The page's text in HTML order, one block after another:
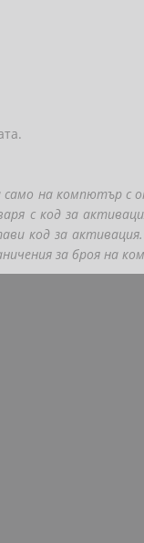
на компютър с
с код за
код за
за броя на